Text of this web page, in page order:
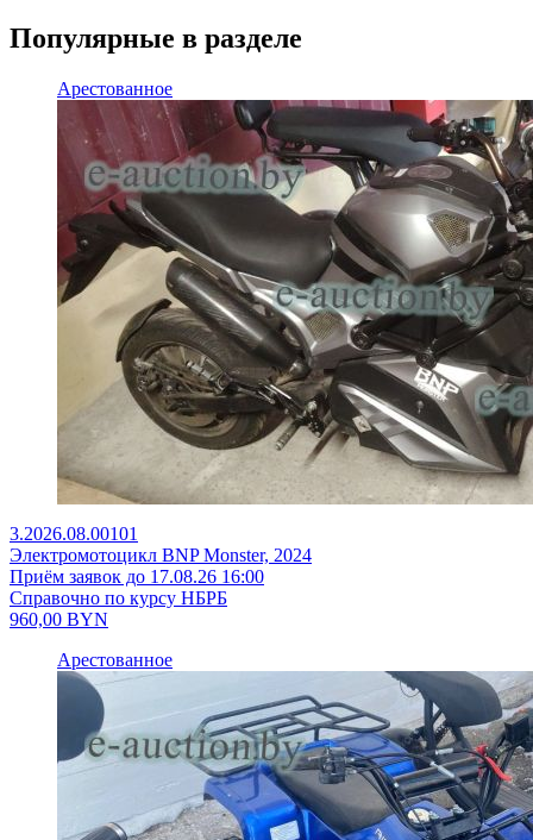
Популярные в разделе
Арестованное
3.2026.08.00101
Электромотоцикл BNP Monster, 2024
Приём заявок до 17.08.26 16:00
Справочно по курсу НБРБ
960,00 BYN
Арестованное